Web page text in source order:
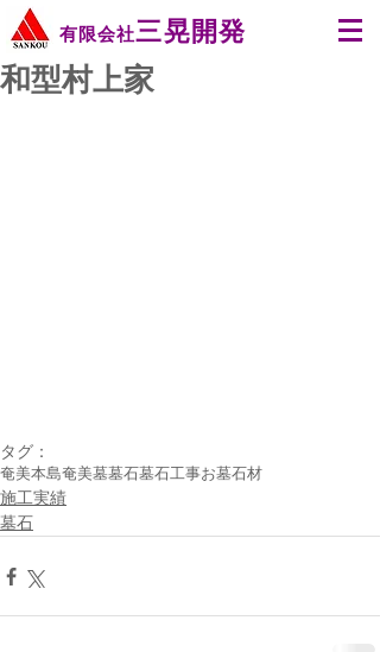
有限会社三晃開発
和型村上家
タグ：
奄美本島奄美墓墓石墓石工事お墓石材
施工実績
墓石